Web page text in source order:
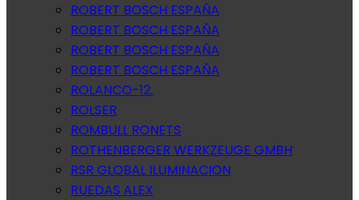
ROBERT BOSCH ESPAÑA
ROBERT BOSCH ESPAÑA
ROBERT BOSCH ESPAÑA
ROBERT BOSCH ESPAÑA
ROLANCO-12.
ROLSER
ROMBULL RONETS
ROTHENBERGER WERKZEUGE GMBH
RSR GLOBAL ILUMINACION
RUEDAS ALEX